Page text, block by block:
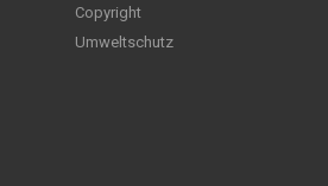
Copyright
Umweltschutz